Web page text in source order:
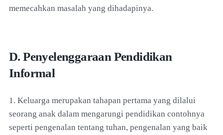
memecahkan masalah yang dihadapinya.
D. Penyelenggaraan Pendidikan
Informal
1. Keluarga merupakan tahapan pertama yang dilalui
seorang anak dalam mengarungi pendidikan contohnya
seperti pengenalan tentang tuhan, pengenalan yang baik